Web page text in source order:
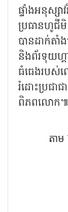
ផ្ទាំងអនុ
ប្រធានហូជី
បានដាក់តាំ
និងព័រទុយហ្
ធំធេងរប
រំដោះប្រជ
ពិភពលោក៕
តា